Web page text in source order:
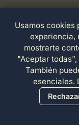
Legales
Política de
Política de
Configuración
Términos de
Contacto
Usamos cookies
experiencia,
mostrarte
"Aceptar
También
esenciales.